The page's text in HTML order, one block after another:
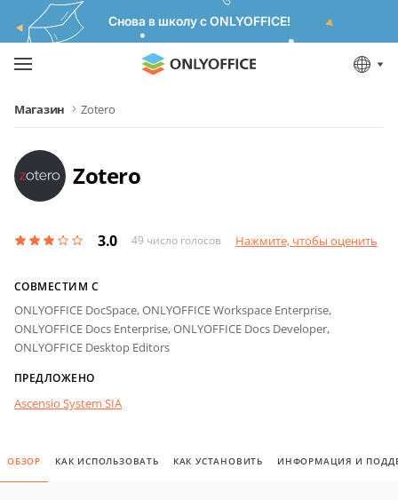
Снова в школу с ONLYOFFICE!
Магазин Zotero
Zotero
3.0 49 число голосов Нажмите, чтобы оценить
СОВМЕСТИМ С
ONLYOFFICE DocSpace,ONLYOFFICE Workspace Enterprise,
ONLYOFFICE Docs Enterprise,ONLYOFFICE Docs Developer,
ONLYOFFICE Desktop Editors
ПРЕДЛОЖЕНО
Ascensio System SIA
ОБЗОР КАК ИСПОЛЬЗОВАТЬ КАК УСТАНОВИТЬ ИНФОРМАЦИЯ И